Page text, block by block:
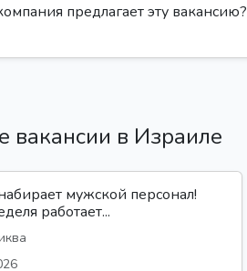
предлагает эту вакансию?
вакансии в Израиле
мужской персонал!
работает...